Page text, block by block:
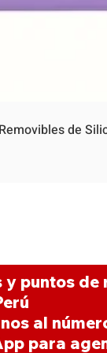
de
y puntos de
al
para